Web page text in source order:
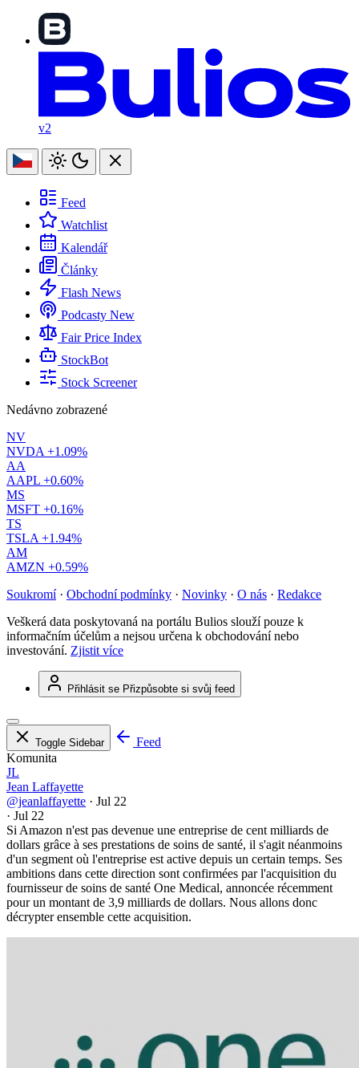
v2
Feed
Watchlist
Kalendář
Články
Flash News
Podcasty New
Fair Price Index
StockBot
Stock Screener
Nedávno zobrazené
NV
NVDA +1.09%
AA
AAPL +0.60%
MS
MSFT +0.16%
TS
TSLA +1.94%
AM
AMZN +0.59%
Soukromí · Obchodní podmínky · Novinky · O nás · Redakce
Veškerá data poskytovaná na portálu Bulios slouží pouze k
informačním účelům a nejsou určena k obchodování nebo
investování. Zjistit více
Přihlásit se Přizpůsobte si svůj feed
Toggle Sidebar
Feed
Komunita
JL
Jean Laffayette
@jeanlaffayette · Jul 22
· Jul 22
Si Amazon n'est pas devenue une entreprise de cent milliards de
dollars grâce à ses prestations de soins de santé, il s'agit néanmoins
d'un segment où l'entreprise est active depuis un certain temps. Ses
ambitions dans cette direction sont confirmées par l'acquisition du
fournisseur de soins de santé One Medical, annoncée récemment
pour un montant de 3,9 milliards de dollars. Nous allons donc
décrypter ensemble cette acquisition.